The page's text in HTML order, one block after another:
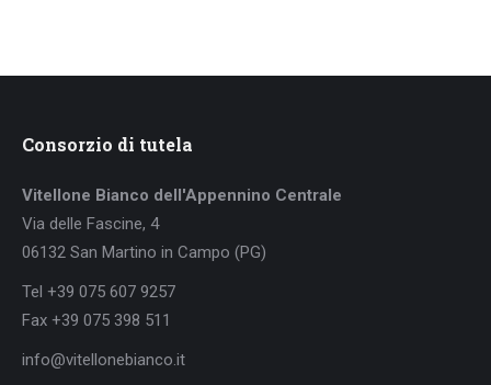
Consorzio di tutela
Vitellone Bianco dell'Appennino Centrale
Via delle Fascine, 4
06132 San Martino in Campo (PG)
Tel +39 075 607 9257
Fax +39 075 398 511
info@vitellonebianco.it